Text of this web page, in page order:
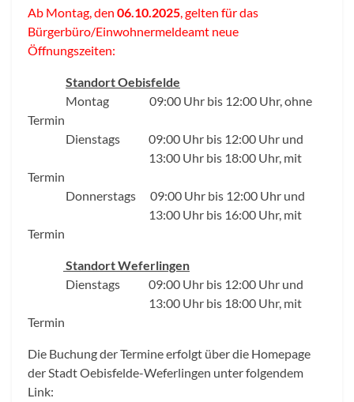
Ab Montag, den 06.10.2025, gelten für das
Bürgerbüro/Einwohnermeldeamt neue
Öffnungszeiten:
Standort Oebisfelde
Montag 09:00 Uhr bis 12:00 Uhr, ohne
Termin
Dienstags 09:00 Uhr bis 12:00 Uhr und
13:00 Uhr bis 18:00 Uhr, mit
Termin
Donnerstags 09:00 Uhr bis 12:00 Uhr und
13:00 Uhr bis 16:00 Uhr, mit
Termin
Standort Weferlingen
Dienstags 09:00 Uhr bis 12:00 Uhr und
13:00 Uhr bis 18:00 Uhr, mit
Termin
Die Buchung der Termine erfolgt über die Homepage
der Stadt Oebisfelde-Weferlingen unter folgendem
Link: